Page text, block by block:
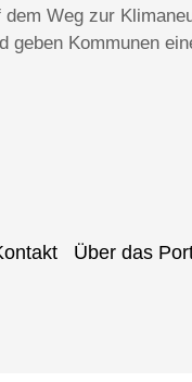
Weg zur
geben Kommunen
Über das